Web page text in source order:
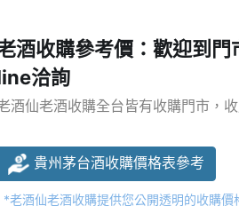
酒收購參考價：歡迎到門
洽詢
酒仙老酒收購全台皆有收購門市，
貴州茅台酒收購價格表參考
*老酒仙老酒收購提供您公開透明的收購價